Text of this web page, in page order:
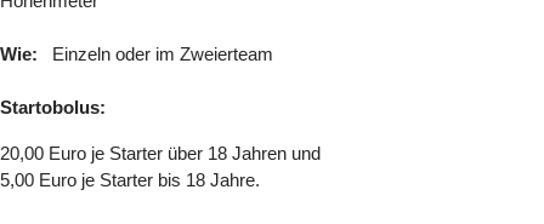
Wie: Einzeln oder im Zweierteam
Startobolus:
20,00 Euro je Starter über 18 Jahren und
5,00 Euro je Starter bis 18 Jahre.